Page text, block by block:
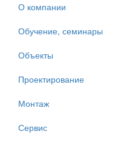
О компании
Обучение, семинары
Объекты
Проектирование
Монтаж
Сервис